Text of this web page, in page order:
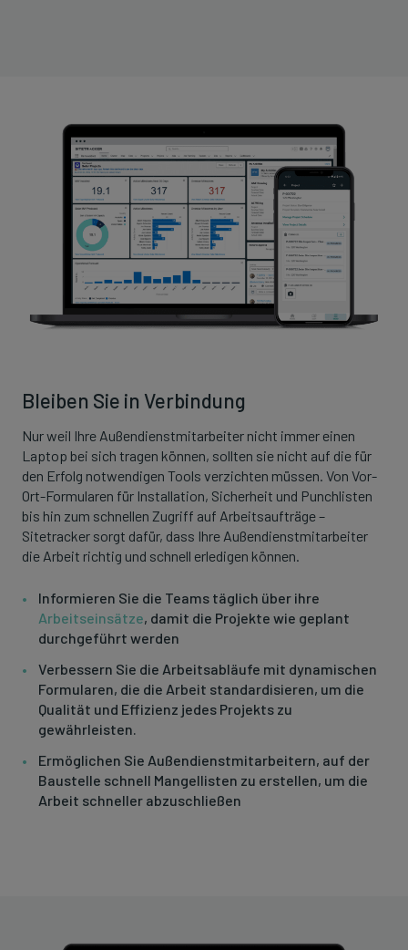
Bleiben Sie in Verbindung
Nur weil Ihre Außendienstmitarbeiter nicht immer einen
Laptop bei sich tragen können, sollten sie nicht auf die für
den Erfolg notwendigen Tools verzichten müssen. Von Vor-
Ort-Formularen für Installation, Sicherheit und Punchlisten
bis hin zum schnellen Zugriff auf Arbeitsaufträge –
Sitetracker sorgt dafür, dass Ihre Außendienstmitarbeiter
die Arbeit richtig und schnell erledigen können.
Informieren Sie die Teams täglich über ihre
Arbeitseinsätze, damit die Projekte wie geplant
durchgeführt werden
Verbessern Sie die Arbeitsabläufe mit dynamischen
Formularen, die die Arbeit standardisieren, um die
Qualität und Effizienz jedes Projekts zu
gewährleisten.
Ermöglichen Sie Außendienstmitarbeitern, auf der
Baustelle schnell Mangellisten zu erstellen, um die
Arbeit schneller abzuschließen